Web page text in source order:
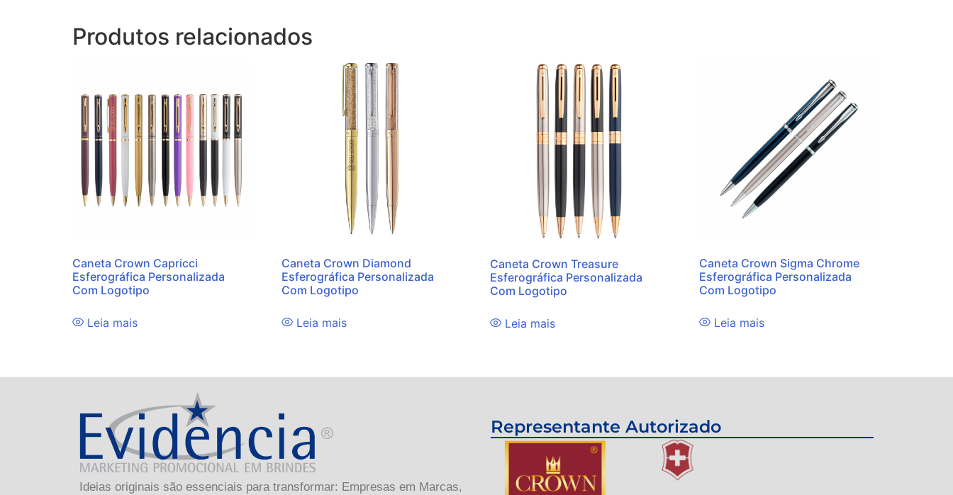
Produtos relacionados
Caneta Crown Capricci
Esferográfica Personalizada
Com Logotipo
Leia mais
Caneta Crown Diamond
Esferográfica Personalizada
Com Logotipo
Leia mais
Caneta Crown Treasure
Esferográfica Personalizada
Com Logotipo
Leia mais
Caneta Crown Sigma Chrome
Esferográfica Personalizada
Com Logotipo
Leia mais
Ideias originais são essenciais para transformar: Empresas em Marcas,
Representante Autorizado